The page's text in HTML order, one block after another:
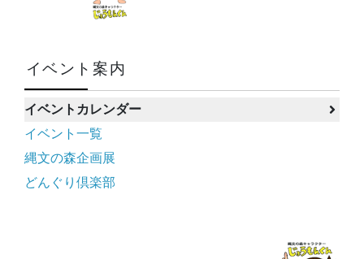
イベント案内
イベントカレンダー
イベント一覧
縄文の森企画展
どんぐり倶楽部